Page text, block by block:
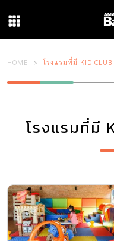
HOME โรงแรมที่มี KID CLUB
โรงแรมที่มี